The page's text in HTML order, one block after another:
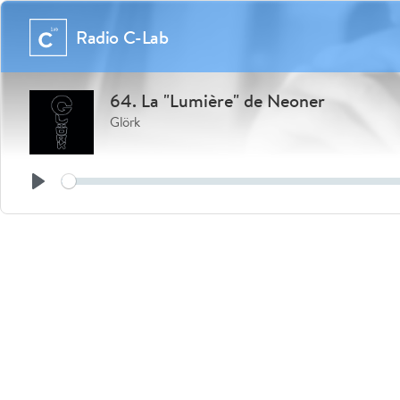
Radio C-Lab
64. La "Lumière" de Neoner
Glörk
Play